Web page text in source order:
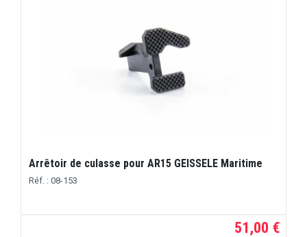
Arrêtoir de culasse pour AR15 GEISSELE Maritime
Réf. : 08-153
51,00 €